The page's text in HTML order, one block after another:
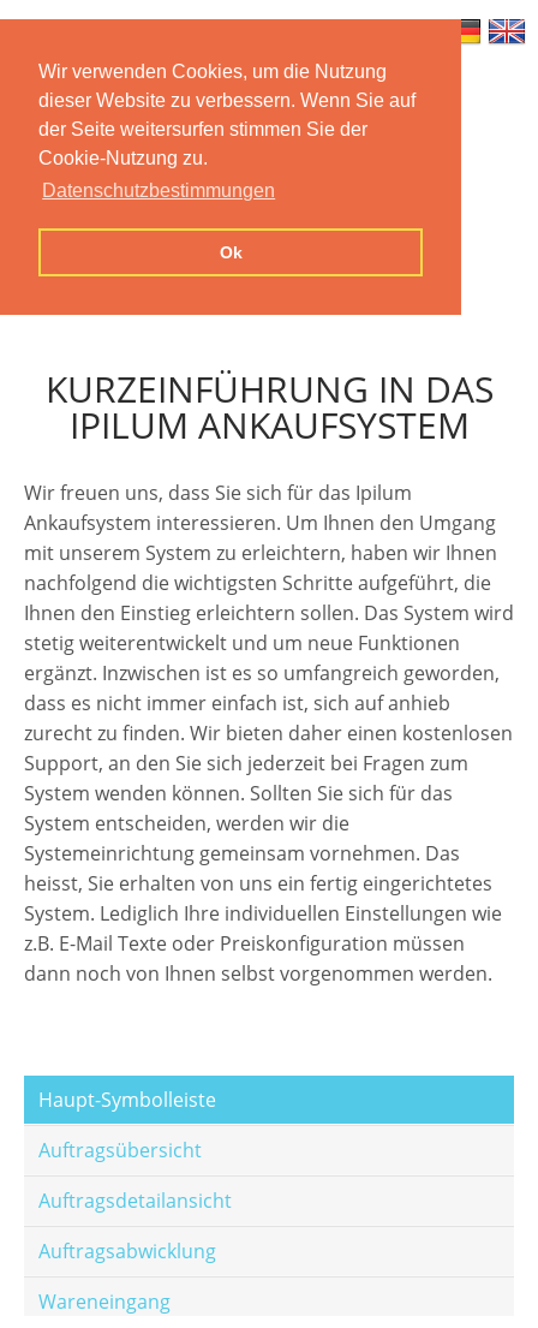
Wir verwenden Cookies, um die Nutzung
dieser Website zu verbessern. Wenn Sie auf
der Seite weitersurfen stimmen Sie der
Cookie-Nutzung zu.
Datenschutzbestimmungen
Ok
Home Features Mobile App
Preise
Contact us Imprint Privacy
KURZEINFÜHRUNG IN DAS
IPILUM ANKAUFSYSTEM
Wir freuen uns, dass Sie sich für das Ipilum
Ankaufsystem interessieren. Um Ihnen den Umgang
mit unserem System zu erleichtern, haben wir Ihnen
nachfolgend die wichtigsten Schritte aufgeführt, die
Ihnen den Einstieg erleichtern sollen. Das System wird
stetig weiterentwickelt und um neue Funktionen
ergänzt. Inzwischen ist es so umfangreich geworden,
dass es nicht immer einfach ist, sich auf anhieb
zurecht zu finden. Wir bieten daher einen kostenlosen
Support, an den Sie sich jederzeit bei Fragen zum
System wenden können. Sollten Sie sich für das
System entscheiden, werden wir die
Systemeinrichtung gemeinsam vornehmen. Das
heisst, Sie erhalten von uns ein fertig eingerichtetes
System. Lediglich Ihre individuellen Einstellungen wie
z.B. E-Mail Texte oder Preiskonfiguration müssen
dann noch von Ihnen selbst vorgenommen werden.
Haupt-Symbolleiste
Auftragsübersicht
Auftragsdetailansicht
Auftragsabwicklung
Wareneingang